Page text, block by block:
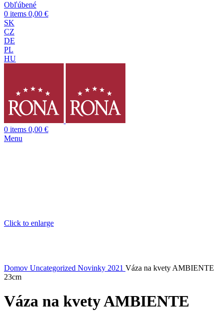
Obľúbené
0 items 0,00 €
SK
CZ
DE
PL
HU
0 items 0,00 €
Menu
Click to enlarge
Domov Uncategorized Novinky 2021 Váza na kvety AMBIENTE
23cm
Váza na kvety AMBIENTE